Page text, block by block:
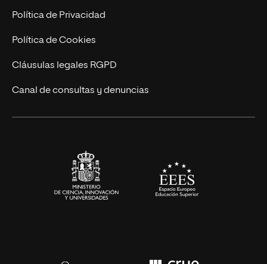
Postgrados
Cursos Universitarios
Trabaja en UNIR
Actualidad
UNIR Revista
Eventos
Política de Privacidad
Política de Cookies
Cláusulas legales RGPD
Canal de consultas y denuncias